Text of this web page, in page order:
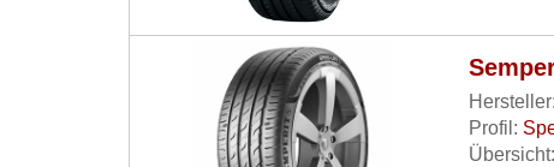
Hersteller:
Profil:
Übersicht: